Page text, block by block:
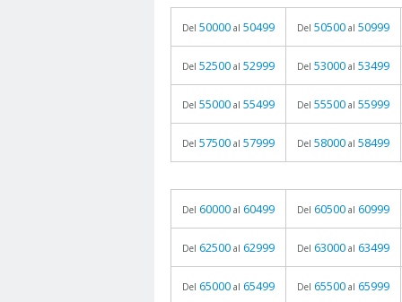
Del 50000 al 50499 Del 50500 al 50999
Del 52500 al 52999 Del 53000 al 53499
Del 55000 al 55499 Del 55500 al 55999
Del 57500 al 57999 Del 58000 al 58499
Del 60000 al 60499 Del 60500 al 60999
Del 62500 al 62999 Del 63000 al 63499
Del 65000 al 65499 Del 65500 al 65999